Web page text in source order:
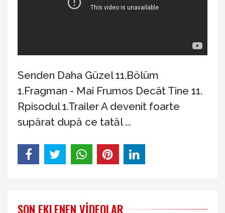
Senden Daha Güzel 11.Bölüm
1.Fragman - Mai Frumos Decât Tine 11.
Rpisodul 1.Trailer A devenit foarte
supărat după ce tatăl ...
SON EKLENEN VIDEOLAR